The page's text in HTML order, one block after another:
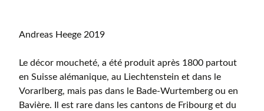
Andreas Heege 2019
Le décor moucheté, a été produit après 1800 partout
en Suisse alémanique, au Liechtenstein et dans le
Vorarlberg, mais pas dans le Bade-Wurtemberg ou en
Bavière. Il est rare dans les cantons de Fribourg et du